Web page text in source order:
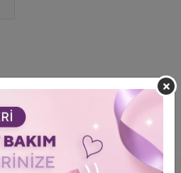
YAKINDAN TAKIP
EDIN!